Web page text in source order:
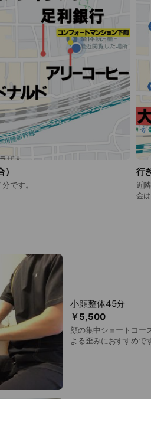
です。
行
近隣の
金
￥5,500
小顔整体45分
顔の集中ショートコースで 頭
よる歪みにおすすめです。 ※初めての方で少し体験したい方 ↓ 初